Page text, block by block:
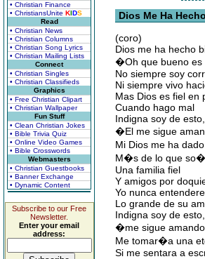
• Christian Finance
• ChristiansUnite KIDS
Read
• Christian News
• Christian Columns
• Christian Song Lyrics
• Christian Mailing Lists
Connect
• Christian Singles
• Christian Classifieds
Graphics
• Free Christian Clipart
• Christian Wallpaper
Fun Stuff
• Clean Christian Jokes
• Bible Trivia Quiz
• Online Video Games
• Bible Crosswords
Webmasters
• Christian Guestbooks
• Banner Exchange
• Dynamic Content
Subscribe to our Free
Newsletter.
Enter your email
address:
Dios Me Ha
(coro)
Dios me ha hecho
�Oh que bueno es
No siempre soy
Ni siempre vivo
Mas Dios es fiel en
Cuando hago mal
Indigna soy de
�El me sigue
Mi Dios me ha
M�s de lo que
Una familia fiel
Y amigos por
Yo nunca entendere
Lo grande de su
Indigna soy de
�me sigue
Me tomar�a una
Si me sentara a